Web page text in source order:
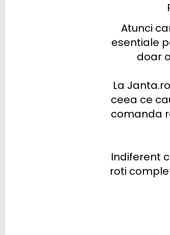
Atunci
esentiale
doar
La
ceea ce
comanda
Indiferent
roti